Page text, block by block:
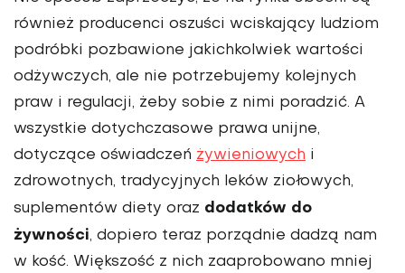
również producenci oszuści wciskający ludziom
podróbki pozbawione jakichkolwiek wartości
odżywczych, ale nie potrzebujemy kolejnych
praw i regulacji, żeby sobie z nimi poradzić. A
wszystkie dotychczasowe prawa unijne,
dotyczące oświadczeń żywieniowych i
zdrowotnych, tradycyjnych leków ziołowych,
suplementów diety oraz dodatków do
żywności, dopiero teraz porządnie dadzą nam
w kość. Większość z nich zaaprobowano mniej